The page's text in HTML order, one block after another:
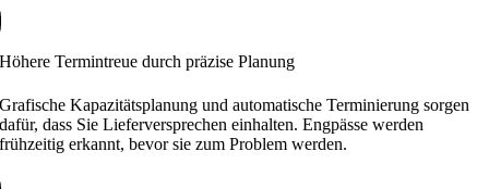
Höhere Termintreue durch präzise Planung
Grafische Kapazitätsplanung und automatische Terminierung sorgen
dafür, dass Sie Lieferversprechen einhalten. Engpässe werden
frühzeitig erkannt, bevor sie zum Problem werden.